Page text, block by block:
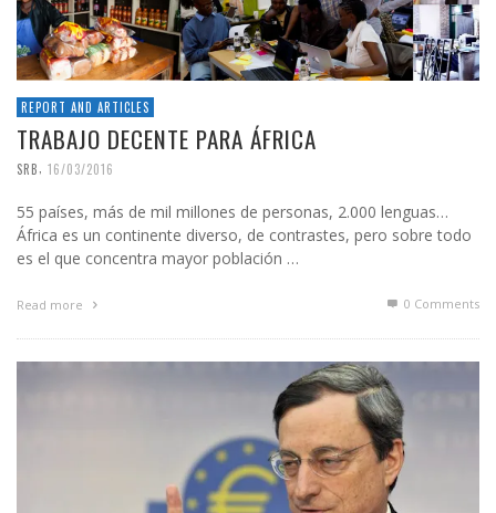
REPORT AND ARTICLES
TRABAJO DECENTE PARA ÁFRICA
SRB, 16/03/2016
55 países, más de mil millones de personas, 2.000 lenguas…
África es un continente diverso, de contrastes, pero sobre todo
es el que concentra mayor población …
Read more 0 Comments